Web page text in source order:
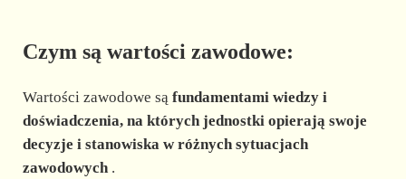
i
d
Czym są wartości zawodowe:
Wartości zawodowe są fundamentami wiedzy i
doświadczenia, na których jednostki opierają swoje
decyzje i stanowiska w różnych sytuacjach
zawodowych.